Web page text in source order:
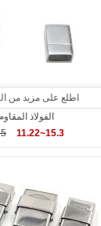
اطلع على مزيد من
الفولاذ
11.22~15.3